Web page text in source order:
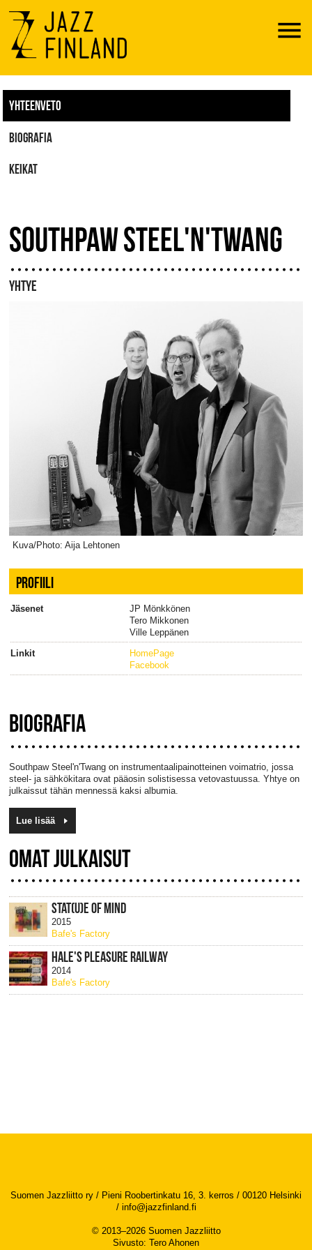
Menu
YHTEENVETO
BIOGRAFIA
KEIKAT
SOUTHPAW STEEL'N'TWANG
YHTYE
Kuva/Photo: Aija Lehtonen
PROFIILI
Jäsenet
JP Mönkkönen
Tero Mikkonen
Ville Leppänen
Linkit
HomePage
Facebook
BIOGRAFIA
Southpaw Steel'n'Twang on instrumentaalipainotteinen voimatrio, jossa
steel- ja sähkökitara ovat pääosin solistisessa vetovastuussa. Yhtye on
julkaissut tähän mennessä kaksi albumia.
Lue lisää
OMAT JULKAISUT
STAT(U)E OF MIND
2015
Bafe's Factory
HALE'S PLEASURE RAILWAY
2014
Bafe's Factory
Suomen Jazzliitto ry / Pieni Roobertinkatu 16, 3. kerros / 00120 Helsinki
/ info@jazzfinland.fi
© 2013–2026 Suomen Jazzliitto
Sivusto: Tero Ahonen